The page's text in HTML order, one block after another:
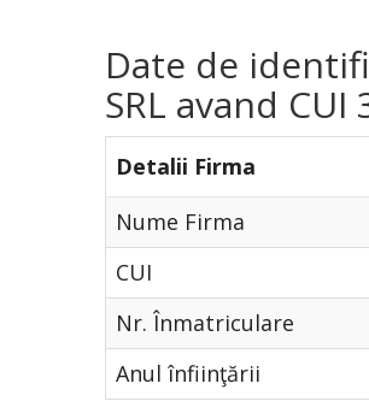
Date de
SRL avand
Detalii Firma
Nume Firma
CUI
Nr. Înmatriculare
Anul înfiinţării